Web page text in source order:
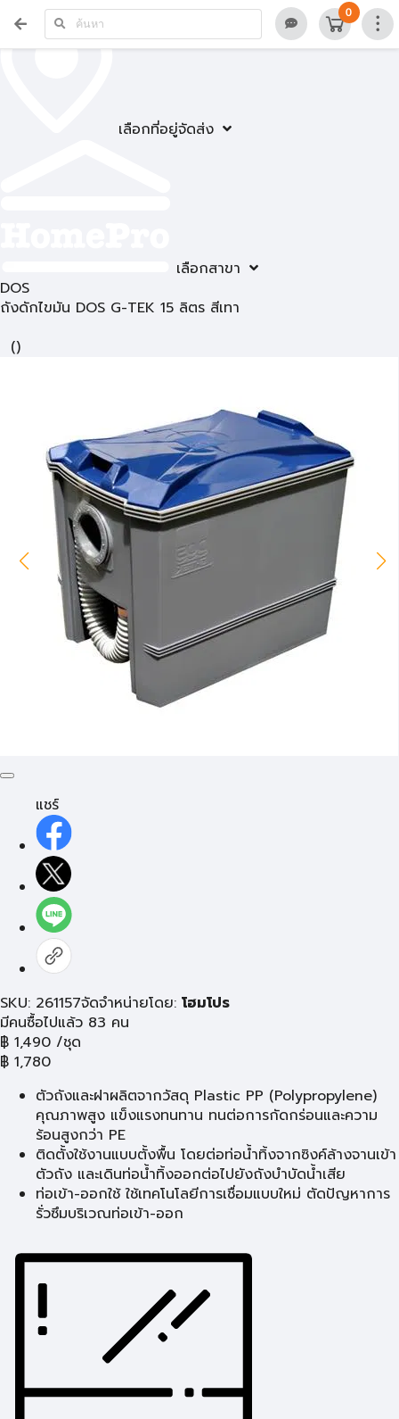
เลือกที่อยู่จัดส่ง
เลือกสาขา
0
DOS
ถังดักไขมัน DOS G-TEK 15 ลิตร สีเทา
()
แชร์
SKU: 261157จัดจำหน่ายโดย: โฮมโปร
มีคนซื้อไปแล้ว 83 คน
฿ 1,490 /ชุด
฿ 1,780
ตัวถังและฝาผลิตจากวัสดุ Plastic PP (Polypropylene)
คุณภาพสูง แข็งแรงทนทาน ทนต่อการกัดกร่อนและความ
ร้อนสูงกว่า PE
ติดตั้งใช้งานแบบตั้งพื้น โดยต่อท่อน้ำทิ้งจากซิงค์ล้างจานเข้า
ตัวถัง และเดินท่อน้ำทิ้งออกต่อไปยังถังบำบัดน้ำเสีย
ท่อเข้า-ออกใช้ ใช้เทคโนโลยีการเชื่อมแบบใหม่ ตัดปัญหาการ
รั่วซึมบริเวณท่อเข้า-ออก